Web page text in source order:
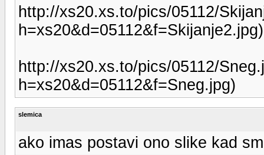
http://xs20.xs.to/pics/05112/
h=xs20&d=05112&f=Skijanje2.jpg)
http://xs20.xs.to/pics/05112/
h=xs20&d=05112&f=Sneg.jpg)
slemica
ako imas postavi ono slike kad